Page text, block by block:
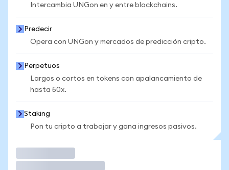
Intercambia UNGon en y entre blockchains.
Predecir
Opera con UNGon y mercados de predicción cripto.
Perpetuos
Largos o cortos en tokens con apalancamiento de
hasta 50x.
Staking
Pon tu cripto a trabajar y gana ingresos pasivos.